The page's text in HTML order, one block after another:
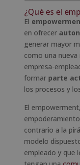
¿Qué es el
El
en ofrecer
generar mayor
como una
empresa-
formar parte
los procesos y
El
contrario a la
modelo
empleado y que